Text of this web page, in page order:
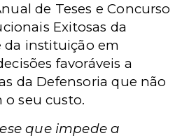
de Teses e Concurso
Exitosas da
da instituição em
favoráveis a
da Defensoria que não
o seu custo.
que impede a